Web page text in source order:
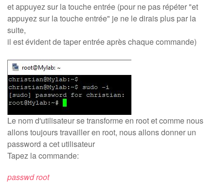
et appuyez sur la touche entrée (pour ne pas répéter "et
appuyez sur la touche entrée" je ne le dirais plus par la
suite,
il est évident de taper entrée après chaque commande)
Le nom d'utilisateur se transforme en root et comme nous
allons toujours travailler en root, nous allons donner un
password a cet utilisateur
Tapez la commande:
passwd root